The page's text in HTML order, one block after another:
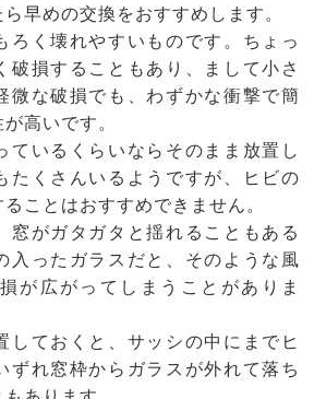
早めの交換をおすすめします。
ろく壊れやすいものです。ちょっ
破損することもあり、まして小さ
微な破損でも、わずかな衝撃で簡
高いです。
ているくらいならそのまま放置し
たくさんいるようですが、ヒビの
ことはおすすめできません。
窓がガタガタと揺れることもある
入ったガラスだと、そのような風
が広がってしまうことがありま
しておくと、サッシの中にまでヒ
ずれ窓枠からガラスが外れて落ち